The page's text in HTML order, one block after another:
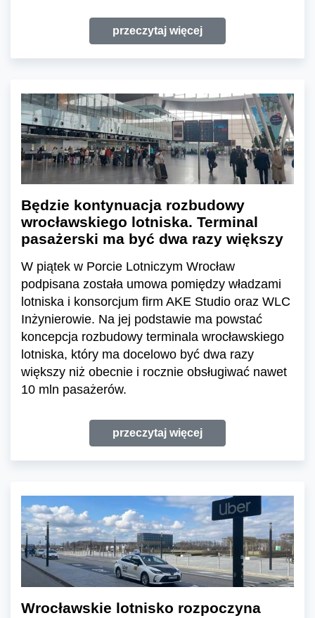
przeczytaj więcej
Będzie kontynuacja rozbudowy
wrocławskiego lotniska. Terminal
pasażerski ma być dwa razy większy
W piątek w Porcie Lotniczym Wrocław
podpisana została umowa pomiędzy władzami
lotniska i konsorcjum firm AKE Studio oraz WLC
Inżynierowie. Na jej podstawie ma powstać
koncepcja rozbudowy terminala wrocławskiego
lotniska, który ma docelowo być dwa razy
większy niż obecnie i rocznie obsługiwać nawet
10 mln pasażerów.
przeczytaj więcej
Wrocławskie lotnisko rozpoczyna